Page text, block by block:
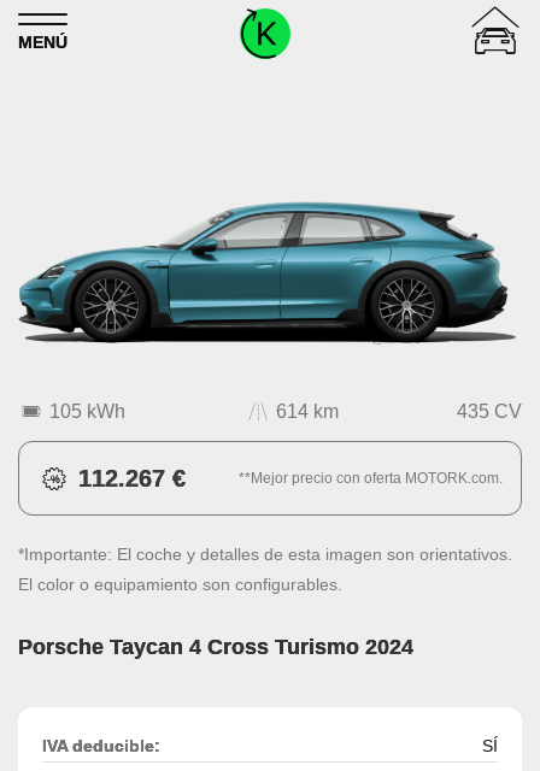
Skip to content
MENÚ
105 kWh 614 km 435 CV
112.267 € **Mejor precio con oferta MOTORK.com.
*Importante: El coche y detalles de esta imagen son orientativos.
El color o equipamiento son configurables.
Porsche Taycan 4 Cross Turismo 2024
IVA deducible: SÍ